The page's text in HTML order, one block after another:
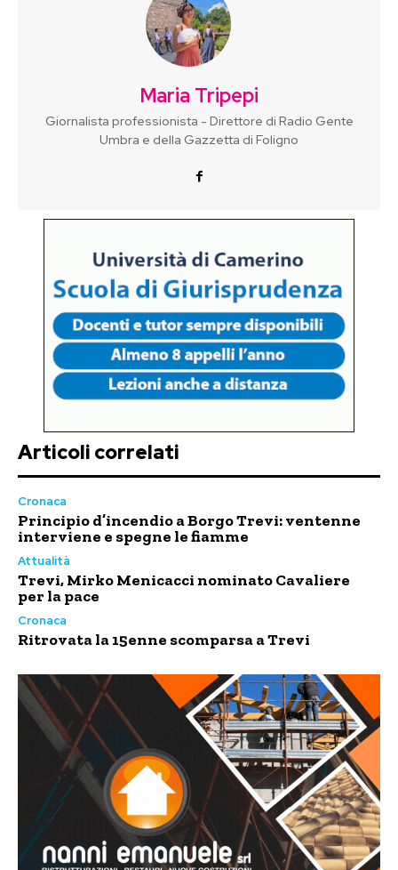
Maria Tripepi
Giornalista professionista - Direttore di Radio Gente
Umbra e della Gazzetta di Foligno
Articoli correlati
Cronaca
Principio d’incendio a Borgo Trevi: ventenne
interviene e spegne le fiamme
Attualità
Trevi, Mirko Menicacci nominato Cavaliere
per la pace
Cronaca
Ritrovata la 15enne scomparsa a Trevi